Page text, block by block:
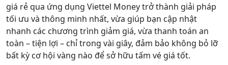
giá rẻ qua ứng dụng Viettel Money trở thành giải pháp
tối ưu và thông minh nhất, vừa giúp bạn cập nhật
nhanh các chương trình giảm giá, vừa thanh toán an
toàn – tiện lợi – chỉ trong vài giây, đảm bảo không bỏ lỡ
bất kỳ cơ hội vàng nào để sở hữu tấm vé giá tốt.